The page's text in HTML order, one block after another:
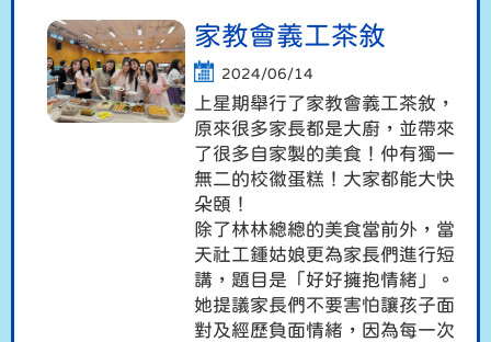
家教會義工茶敘
2024/06/14
上星期舉行了家教會義工茶敘，
原來很多家長都是大廚，並帶來
了很多自家製的美食！仲有獨一
無二的校徽蛋糕！大家都能大快
朵頤！
除了林林總總的美食當前外，當
天社工鍾姑娘更為家長們進行短
講，題目是「好好擁抱情緒」。
她提議家長們不要害怕讓孩子面
對及經歷負面情緒，因為每一次